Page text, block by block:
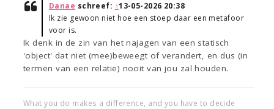
Danae schreef: ↑13-05-2026 20:38
Ik zie gewoon niet hoe een stoep daar een metafoor
voor is.
Ik denk in de zin van het najagen van een statisch
'object' dat niet (mee)beweegt of verandert, en dus (in
termen van een relatie) nooit van jou zal houden.
What you do makes a difference, and you have to decide